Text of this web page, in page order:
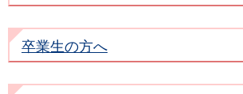
卒業生の方へ